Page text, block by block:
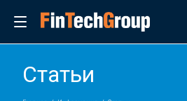
Статьи